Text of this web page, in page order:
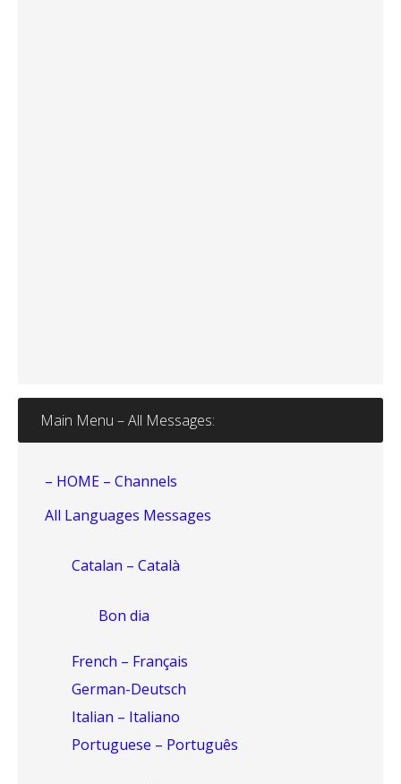
Main Menu – All Messages:
– HOME – Channels
All Languages Messages
Catalan – Català
Bon dia
French – Français
German-Deutsch
Italian – Italiano
Portuguese – Português